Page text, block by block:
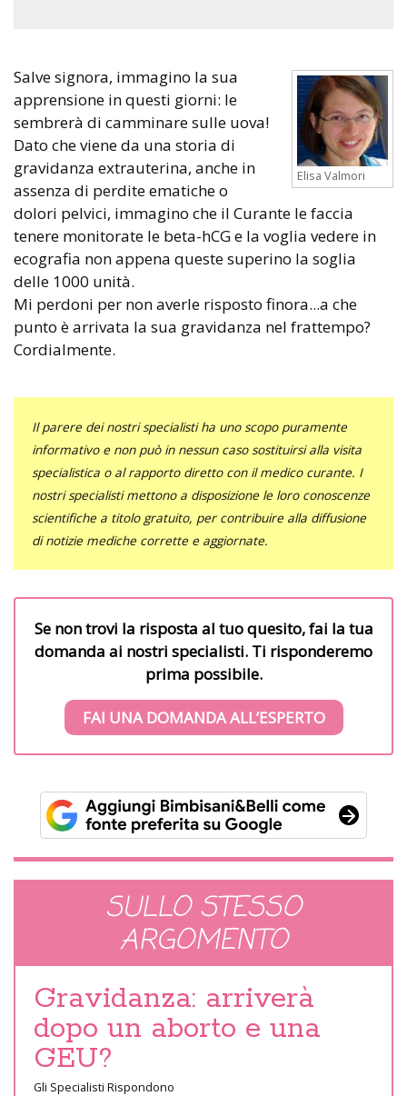
Elisa Valmori
Salve signora, immagino la sua
apprensione in questi giorni: le
sembrerà di camminare sulle uova!
Dato che viene da una storia di
gravidanza extrauterina, anche in
assenza di perdite ematiche o
dolori pelvici, immagino che il Curante le faccia
tenere monitorate le beta-hCG e la voglia vedere in
ecografia non appena queste superino la soglia
delle 1000 unità.
Mi perdoni per non averle risposto finora...a che
punto è arrivata la sua gravidanza nel frattempo?
Cordialmente.
Il parere dei nostri specialisti ha uno scopo puramente
informativo e non può in nessun caso sostituirsi alla visita
specialistica o al rapporto diretto con il medico curante. I
nostri specialisti mettono a disposizione le loro conoscenze
scientifiche a titolo gratuito, per contribuire alla diffusione
di notizie mediche corrette e aggiornate.
Se non trovi la risposta al tuo quesito, fai la tua
domanda ai nostri specialisti. Ti risponderemo
prima possibile.
FAI UNA DOMANDA ALL’ESPERTO
SULLO STESSO
ARGOMENTO
Gravidanza: arriverà
dopo un aborto e una
GEU?
Gli Specialisti Rispondono